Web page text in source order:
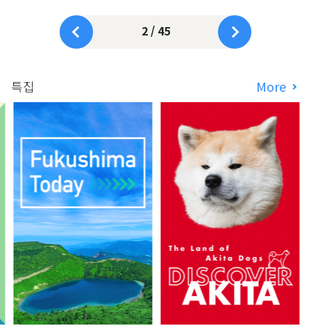
2 / 45
특집 More